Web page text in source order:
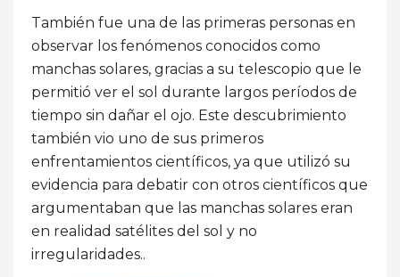
También fue una de las primeras personas en
observar los fenómenos conocidos como
manchas solares, gracias a su telescopio que le
permitió ver el sol durante largos períodos de
tiempo sin dañar el ojo. Este descubrimiento
también vio uno de sus primeros
enfrentamientos científicos, ya que utilizó su
evidencia para debatir con otros científicos que
argumentaban que las manchas solares eran
en realidad satélites del sol y no
irregularidades..